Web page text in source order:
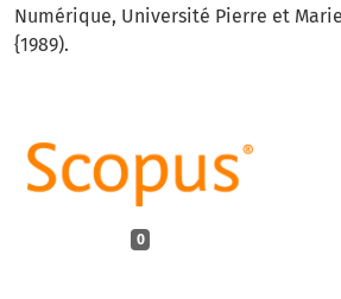
0
Numérique, Université Pierre et
{1989).